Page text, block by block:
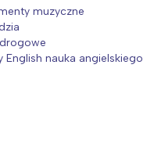
muzyczne
English nauka angielskiego